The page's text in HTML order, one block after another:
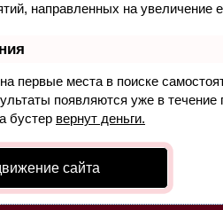
направленных на увеличение
первые места в поиске
появляются уже в
бустер вернут деньги.
сайта